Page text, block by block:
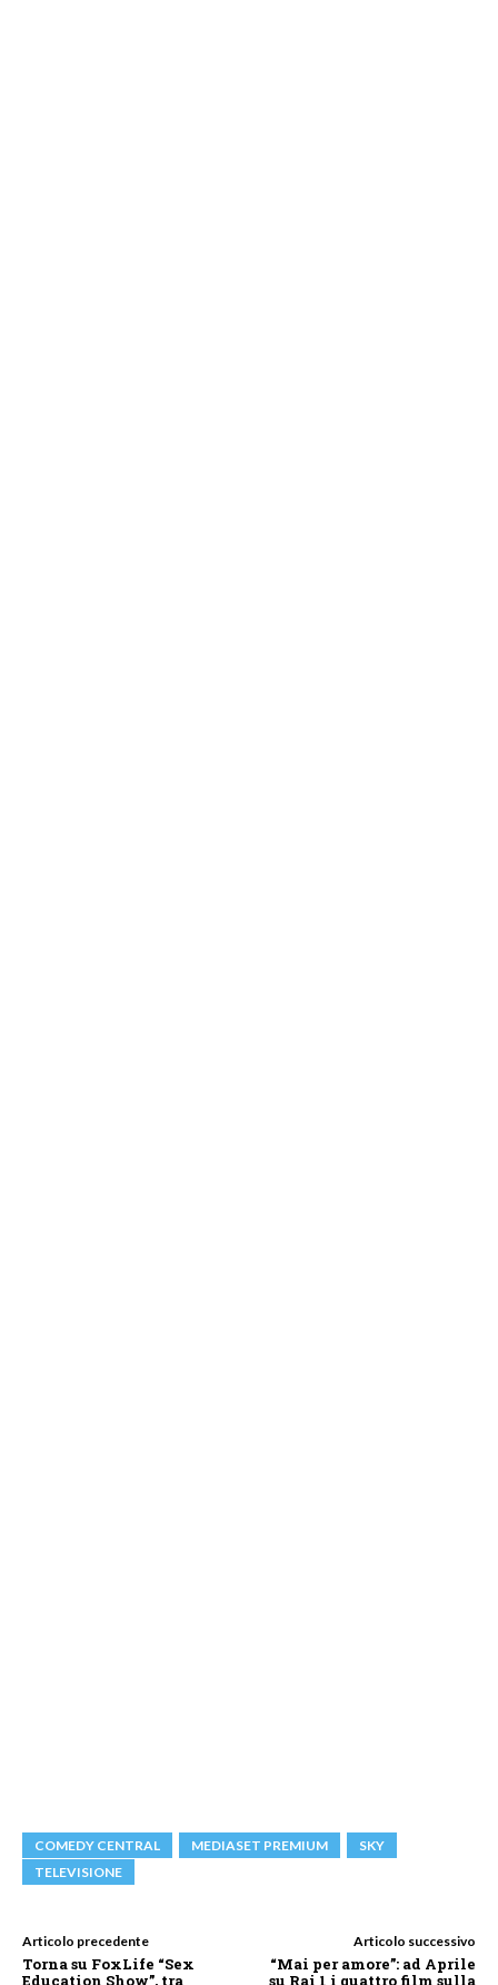
COMEDY CENTRAL MEDIASET PREMIUM
SKY
TELEVISIONE
Articolo precedente
Torna su FoxLife “Sex
Education Show”, tra
Articolo successivo
“Mai per amore”: ad Aprile
su Rai 1 i quattro film sulla